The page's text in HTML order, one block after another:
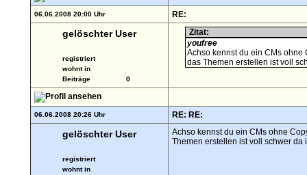
06.06.2008 20:00 Uhr RE:
gelöschter User
registriert
wohnt in
Beiträge
0
Zitat:
youfree
Achso kennst du ein CMs
das Themen erstellen ist voll
06.06.2008 20:26 Uhr RE: RE:
gelöschter User
registriert
wohnt in
Achso kennst du ein CMs ohne
Themen erstellen ist voll schwer da